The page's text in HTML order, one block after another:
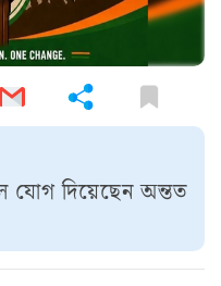
যোগ দিয়েছেন অন্তত